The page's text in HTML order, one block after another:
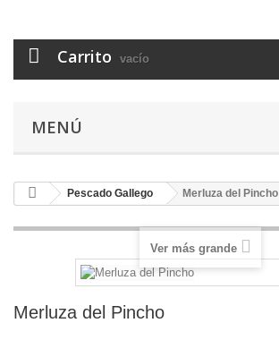
Carrito vacío
MENÚ
Pescado Gallego Merluza del Pincho
Ver más grande
Merluza del Pincho